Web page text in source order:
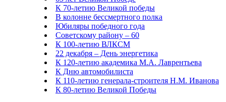
К 70-летию Великой победы
В колонне бессмертного полка
Юбиляры победного года
Советскому району – 60
К 100-летию ВЛКСМ
22 декабря – День энергетика
К 120-летию академика М.А. Лаврентьева
К Дню автомобилиста
К 110-летию генерала-строителя Н.М. Иванова
К 80-летию Великой Победы